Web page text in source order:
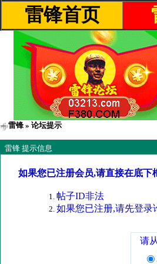
雷锋首页
雷锋 » 论坛提示
雷锋 提示信息
如果您已注册会员,请直接在底下
帖子ID非法
如果您已注册,请先登录
请